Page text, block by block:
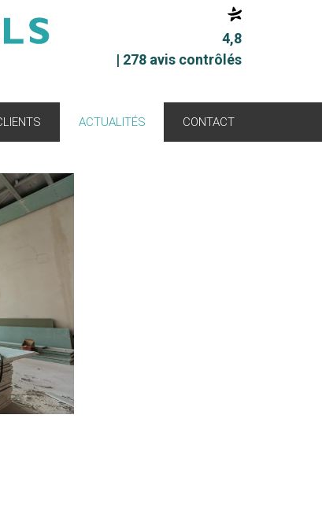
4,8
| 278 avis contrôlés
ACTUALITÉS CONTACT